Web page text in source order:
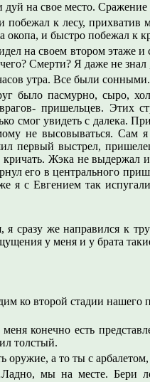
на свое место. Сражение
побежал к лесу,
окопа, и быстро побежал к
на своем втором этаже
Смерти? Я даже не знал
утра. Все были
было пасмурно, сыро,
пришельцев. Этих
смог увидеть с далека.
не высовываться. Сам
первый выстрел,
кричать. Жэка не выдержал
его в центрального
я с Евгением так
сразу же направился к
у меня и у брата
ко второй стадии нашего
конечно есть
толстый.
а то ты с
мы на месте. Бери